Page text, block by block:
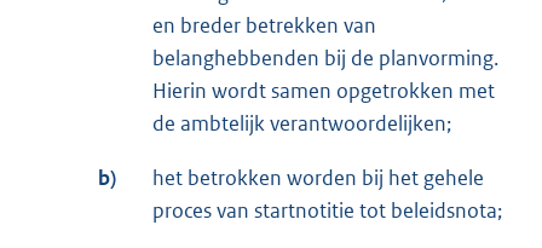
en breder betrekken van
belanghebbenden bij de planvorming.
Hierin wordt samen opgetrokken met
de ambtelijk verantwoordelijken;
b)
het betrokken worden bij het gehele
proces van startnotitie tot beleidsnota;